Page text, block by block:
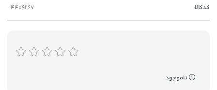
کدکالا:
ناموجود